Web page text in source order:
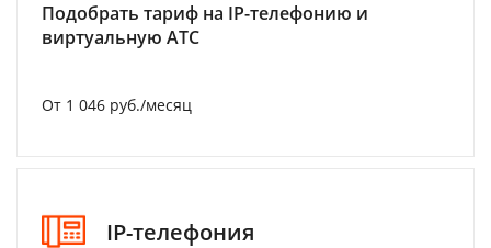
Подобрать тариф на IP-телефонию и
виртуальную АТС
От 1 046 руб./месяц
IP-телефония